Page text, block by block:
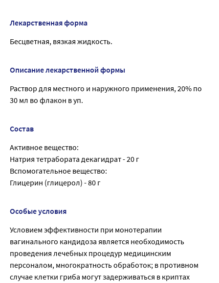
Лекарственная форма
Бесцветная, вязкая жидкость.
Описание лекарственной формы
Раствор для местного и наружного применения, 20% по
30 мл во флакон в уп.
Состав
Активное вещество:
Натрия тетрабората декагидрат - 20 г
Вспомогательное вещество:
Глицерин (глицерол) - 80 г
Особые условия
Условием эффективности при монотерапии
вагинального кандидоза является необходимость
проведения лечебных процедур медицинским
персоналом, многократность обработок; в противном
случае клетки гриба могут задерживаться в криптах